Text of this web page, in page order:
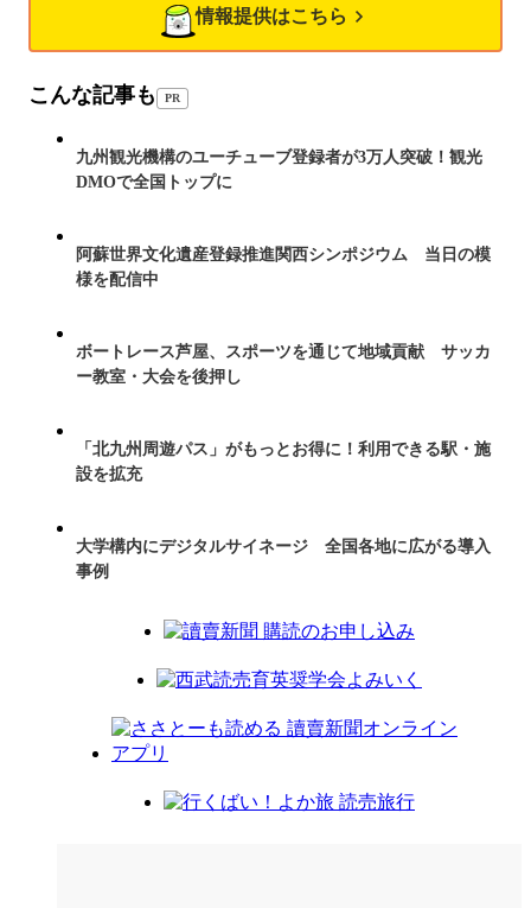
情報提供はこちら
こんな記事も PR
九州観光機構のユーチューブ登録者が3万人突破！観光
DMOで全国トップに
阿蘇世界文化遺産登録推進関西シンポジウム 当日の模
様を配信中
ボートレース芦屋、スポーツを通じて地域貢献 サッカ
ー教室・大会を後押し
「北九州周遊パス」がもっとお得に！利用できる駅・施
設を拡充
大学構内にデジタルサイネージ 全国各地に広がる導入
事例